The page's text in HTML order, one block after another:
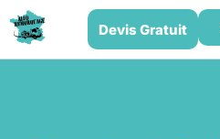
Devis Gratuit